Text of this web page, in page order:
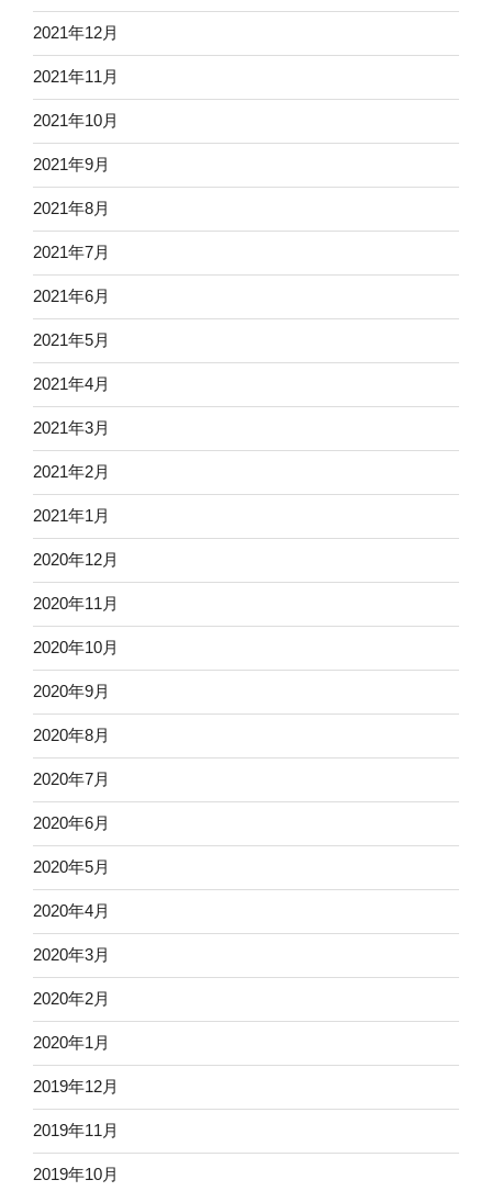
2021年12月
2021年11月
2021年10月
2021年9月
2021年8月
2021年7月
2021年6月
2021年5月
2021年4月
2021年3月
2021年2月
2021年1月
2020年12月
2020年11月
2020年10月
2020年9月
2020年8月
2020年7月
2020年6月
2020年5月
2020年4月
2020年3月
2020年2月
2020年1月
2019年12月
2019年11月
2019年10月